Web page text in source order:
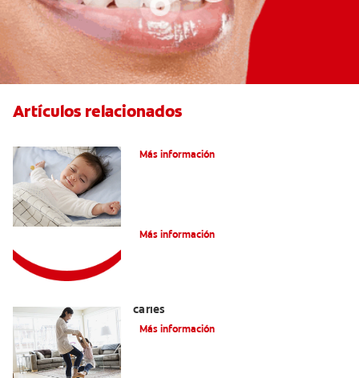
Artículos relacionados
Más información
Más información
caries
Más información